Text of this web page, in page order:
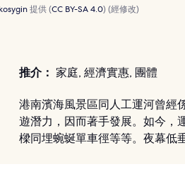
提供 (CC BY-SA 4.0) (經修改)
推介： 家庭, 經濟實惠, 團體
港南濱海風景區同人工運河曾經
遊潛力，因而著手發展。如今，
樑同埋蜿蜒單車徑等等。夜幕低